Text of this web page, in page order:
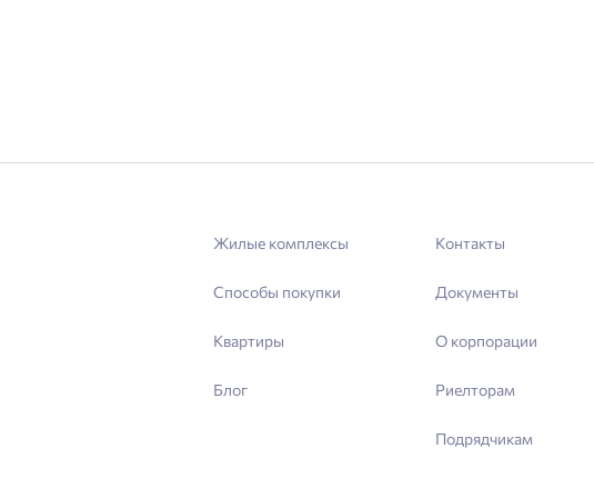
Жилые комплексы
Способы покупки
Квартиры
Блог
Контакты
Документы
О корпорации
Риелторам
Подрядчикам